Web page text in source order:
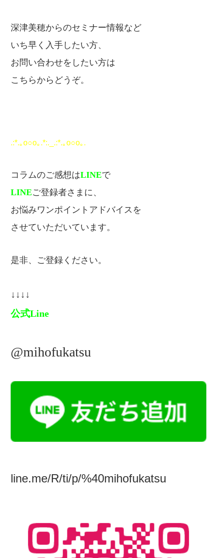
深津美穂からのセミナー情報など
いち早く入手したい方、
お問い合わせをしたい方は
こちらからどうぞ。
.:*.｡o○o｡.*:._.:*.｡o○o｡.
コラムのご感想はLINEで
LINEご登録者さまに、
お悩みワンポイントアドバイスを
させていただいています。
是非、ご登録ください。
↓↓↓↓
公式Line
@mihofukatsu
line.me/R/ti/p/%40mihofukatsu